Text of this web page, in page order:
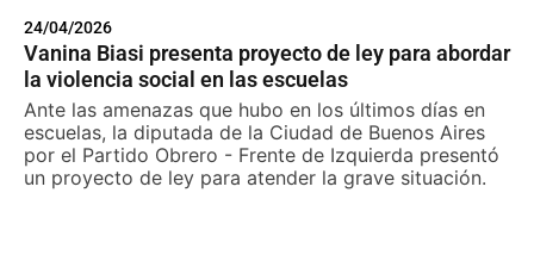
24/04/2026
Vanina Biasi presenta proyecto de ley para abordar
la violencia social en las escuelas
Ante las amenazas que hubo en los últimos días en
escuelas, la diputada de la Ciudad de Buenos Aires
por el Partido Obrero - Frente de Izquierda presentó
un proyecto de ley para atender la grave situación.